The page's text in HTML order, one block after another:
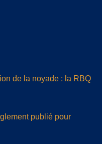
de la noyade : la RBQ
publié pour